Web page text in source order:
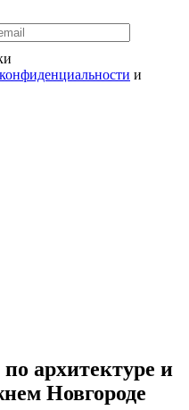
и
архитектуре и
Новгороде